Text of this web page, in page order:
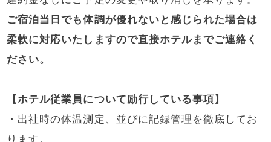
ご宿泊当日でも体調が優れないと感じられた場合は
柔軟に対応いたしますので直接ホテルまでご連絡く
ださい。
【ホテル従業員について励行している事項】
・出社時の体温測定、並びに記録管理を徹底してお
ります。